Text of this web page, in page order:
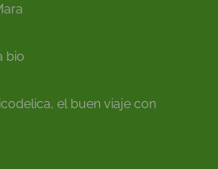
bio
el buen viaje con